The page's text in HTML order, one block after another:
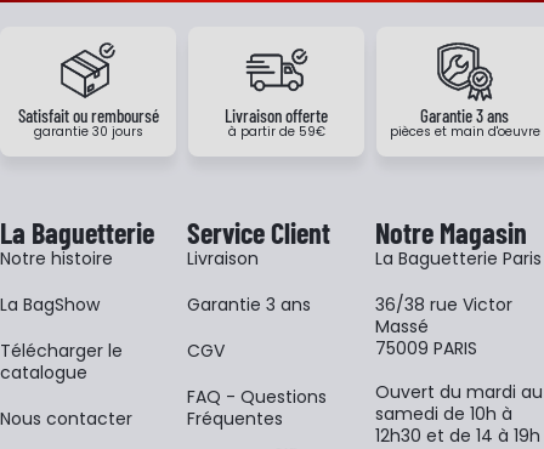
Satisfait ou remboursé
garantie 30 jours
Livraison offerte
à partir de 59€
Garantie 3 ans
pièces et main d'oeuvre
La Baguetterie
Notre histoire
La BagShow
​Télécharger le
catalogue
Nous contacter
Service Client
Livraison
Garantie 3 ans
CGV
FAQ - Questions
Fréquentes
Notre Magasin
La Baguetterie Paris
36/38 rue Victor
Massé
75009 PARIS
Ouvert du mardi au
samedi de 10h à
12h30 et de 14 à 19h